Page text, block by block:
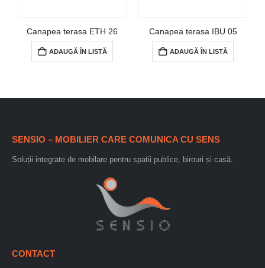
Canapea terasa ETH 26
ADAUGĂ ÎN LISTĂ
Canapea terasa IBU 05
ADAUGĂ ÎN LISTĂ
SENSIO – MOBILIER CARE COMUNICA CU SENS
Soluții integrate de mobilare pentru spatii publice, birouri și casă.
CONTACT